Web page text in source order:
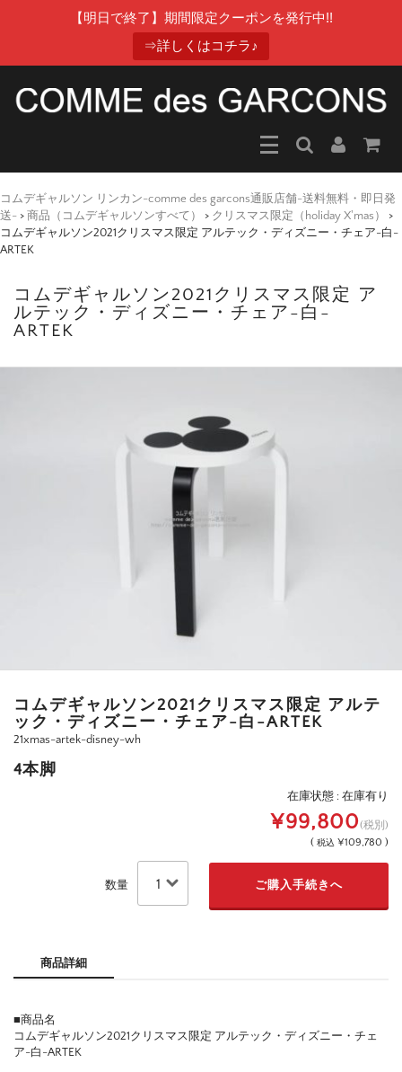
【明日で終了】期間限定クーポンを発行中!!
⇒詳しくはコチラ♪
コムデギャルソン リンカン-comme des garcons通販店舗-送料無料・即日発
送- > 商品（コムデギャルソンすべて） > クリスマス限定（holiday X'mas）
>
コムデギャルソン2021クリスマス限定 アルテック・ディズニー・チェア-白-
ARTEK
コムデギャルソン2021クリスマス限定 ア
ルテック・ディズニー・チェア-白-
ARTEK
コムデギャルソン2021クリスマス限定 アルテ
ック・ディズニー・チェア-白-ARTEK
21xmas-artek-disney-wh
4本脚
在庫状態 : 在庫有り
¥99,800(税別)
( 税込 ¥109,780 )
数量
商品詳細
■商品名
コムデギャルソン2021クリスマス限定 アルテック・ディズニー・チェ
ア-白-ARTEK